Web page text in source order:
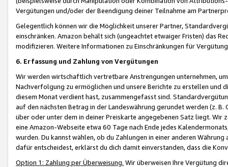
Vergütungen und/oder der Beendigung deiner Teilnahme am
Gelegentlich können wir die Möglichkeit unserer Partner,
einschränken. Amazon behält sich (ungeachtet etwaiger Fristen) das
modifizieren. Weitere Informationen zu Einschränkungen für
6. Erfassung und Zahlung von Vergütungen
Wir werden wirtschaftlich vertretbare Anstrengungen unternehmen,
Nachverfolgung zu ermöglichen und unsere Berichte zu erstellen und
diesem Monat verdient hast, zusammengefasst sind.
auf den nächsten Betrag in der Landeswährung gerundet werden (z.
über oder unter dem in deiner Preiskarte angegebenen Satz liegt.
eine Amazon-Webseite etwa 60 Tage nach Ende jedes
wurden. Du kannst wählen, ob du Zahlungen in einer anderen
dafür entscheidest, erklärst du dich damit einverstanden, dass die
Option 1: Zahlung per Überweisung. Wir überweisen Ihre Vergütung